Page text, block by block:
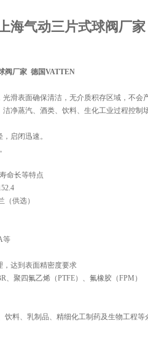
海气动三片式球阀厂家
阀厂家 德国VATTEN
滑表面确保清洁，无介质积存区域，不
净蒸汽、酒类、饮料、生化工业过程控制
启闭迅速。
命长等特点
供选）
等
达到表面精密度要求
聚四氟乙烯（PTFE）、氟橡胶（FPM）
饮料、乳制品、精细化工制药及生物工程等